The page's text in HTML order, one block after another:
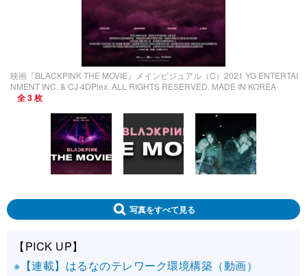
映画『BLACKPINK THE MOVIE』メインビジュアル（C）2021 YG ENTERTAI
NMENT INC. & CJ 4DPlex. ALL RIGHTS RESERVED. MADE IN KOREA
全 3 枚
写真をすべて見る
【PICK UP】
※【連載】はるなのテレワーク環境構築（動画）